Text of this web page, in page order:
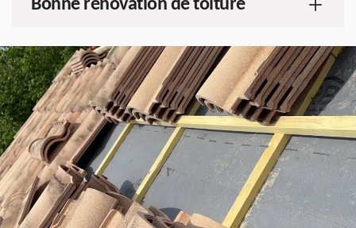
Bonne rénovation de toiture